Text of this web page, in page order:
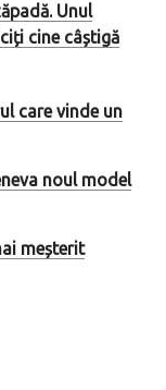
Unul
cine câștigă
care vinde un
noul model
meșterit